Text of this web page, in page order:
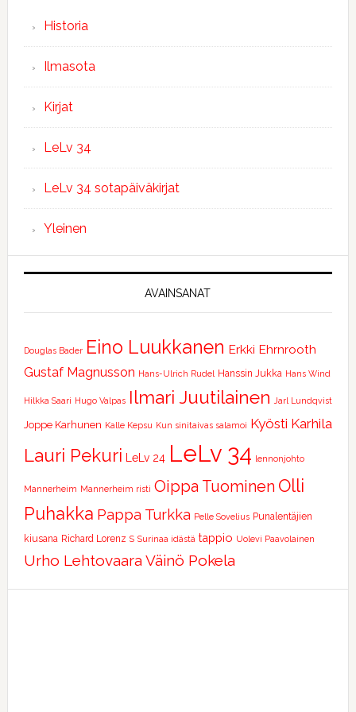
Historia
Ilmasota
Kirjat
LeLv 34
LeLv 34 sotapäiväkirjat
Yleinen
AVAINSANAT
Douglas Bader Eino Luukkanen Erkki Ehrnrooth
Gustaf Magnusson Hans-Ulrich Rudel Hanssin Jukka Hans Wind
Hilkka Saari Hugo Valpas Ilmari Juutilainen Jarl Lundqvist
Joppe Karhunen Kalle Kepsu Kun sinitaivas salamoi Kyösti Karhila
Lauri Pekuri LeLv 24 LeLv 34 lennonjohto
Mannerheim Mannerheim risti Oippa Tuominen Olli
Puhakka Pappa Turkka Pelle Sovelius Punalentäjien
kiusana Richard Lorenz S Surinaa idästä tappio Uolevi Paavolainen
Urho Lehtovaara Väinö Pokela